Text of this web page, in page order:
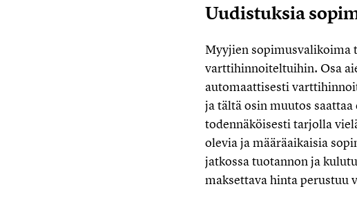
Uudistuksia
Myyjien sopimusvalikoima
varttihinnoiteltuihin. Osa
automaattisesti
ja tältä osin muutos
todennäköisesti tarjolla
olevia ja määräaikaisia
jatkossa tuotannon ja
maksettava hinta perustuu